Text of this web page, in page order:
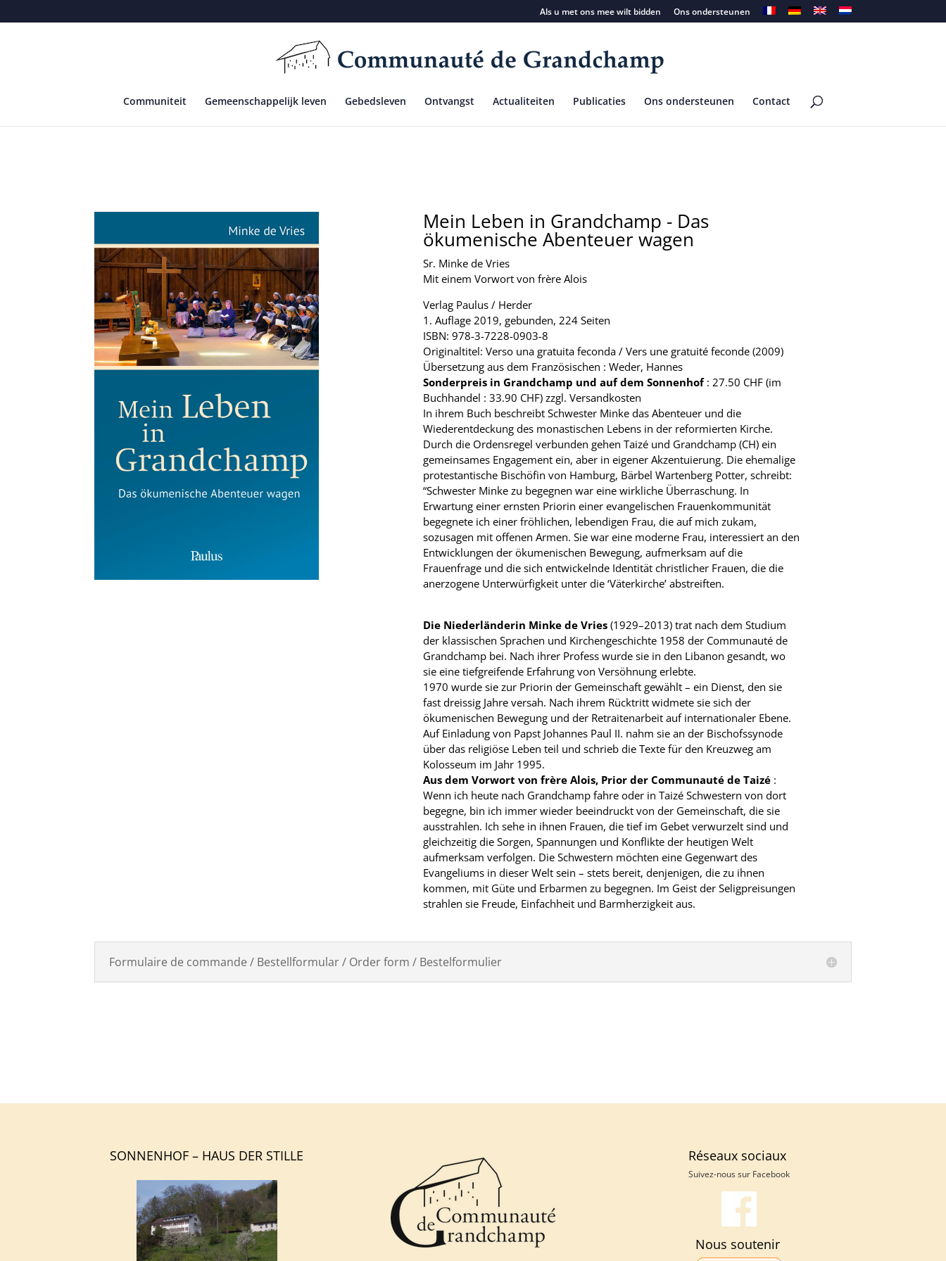
Als u met ons mee wilt bidden Ons ondersteunen
Communiteit Gemeenschappelijk leven Gebedsleven Ontvangst Actualiteiten Publicaties Ons ondersteunen Contact
Mein Leben in Grandchamp - Das
ökumenische Abenteuer wagen
Sr. Minke de Vries
Mit einem Vorwort von frère Alois
Verlag Paulus / Herder
1. Auflage 2019, gebunden, 224 Seiten
ISBN: 978-3-7228-0903-8
Originaltitel: Verso una gratuita feconda / Vers une gratuité feconde (2009)
Übersetzung aus dem Französischen : Weder, Hannes
Sonderpreis in Grandchamp und auf dem Sonnenhof: 27.50 CHF (im
Buchhandel : 33.90 CHF) zzgl. Versandkosten
In ihrem Buch beschreibt Schwester Minke das Abenteuer und die
Wiederentdeckung des monastischen Lebens in der reformierten Kirche.
Durch die Ordensregel verbunden gehen Taizé und Grandchamp (CH) ein
gemeinsames Engagement ein, aber in eigener Akzentuierung. Die ehemalige
protestantische Bischöfin von Hamburg, Bärbel Wartenberg Potter, schreibt:
“Schwester Minke zu begegnen war eine wirkliche Überraschung. In
Erwartung einer ernsten Priorin einer evangelischen Frauenkommunität
begegnete ich einer fröhlichen, lebendigen Frau, die auf mich zukam,
sozusagen mit offenen Armen. Sie war eine moderne Frau, interessiert an den
Entwicklungen der ökumenischen Bewegung, aufmerksam auf die
Frauenfrage und die sich entwickelnde Identität christlicher Frauen, die die
anerzogene Unterwürfigkeit unter die ‘Väterkirche’ abstreiften.
Die Niederländerin Minke de Vries (1929–2013) trat nach dem Studium
der klassischen Sprachen und Kirchengeschichte 1958 der Communauté de
Grandchamp bei. Nach ihrer Profess wurde sie in den Libanon gesandt, wo
sie eine tiefgreifende Erfahrung von Versöhnung erlebte.
1970 wurde sie zur Priorin der Gemeinschaft gewählt – ein Dienst, den sie
fast dreissig Jahre versah. Nach ihrem Rücktritt widmete sie sich der
ökumenischen Bewegung und der Retraitenarbeit auf internationaler Ebene.
Auf Einladung von Papst Johannes Paul II. nahm sie an der Bischofssynode
über das religiöse Leben teil und schrieb die Texte für den Kreuzweg am
Kolosseum im Jahr 1995.
Aus dem Vorwort von frère Alois, Prior der Communauté de Taizé :
Wenn ich heute nach Grandchamp fahre oder in Taizé Schwestern von dort
begegne, bin ich immer wieder beeindruckt von der Gemeinschaft, die sie
ausstrahlen. Ich sehe in ihnen Frauen, die tief im Gebet verwurzelt sind und
gleichzeitig die Sorgen, Spannungen und Konflikte der heutigen Welt
aufmerksam verfolgen. Die Schwestern möchten eine Gegenwart des
Evangeliums in dieser Welt sein – stets bereit, denjenigen, die zu ihnen
kommen, mit Güte und Erbarmen zu begegnen. Im Geist der Seligpreisungen
strahlen sie Freude, Einfachheit und Barmherzigkeit aus.
Formulaire de commande / Bestellformular / Order form / Bestelformulier
SONNENHOF – HAUS DER STILLE Réseaux sociaux
Suivez-nous sur Facebook
Nous soutenir